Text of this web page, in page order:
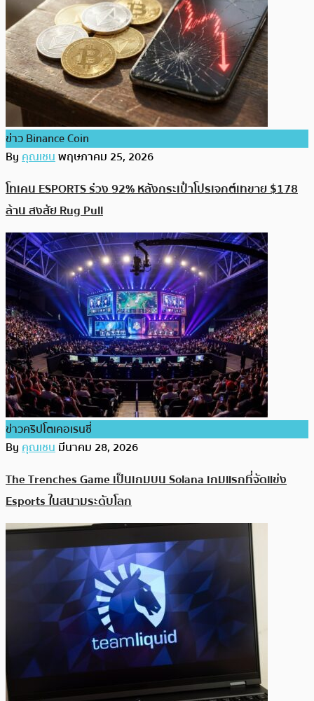
ข่าว Binance Coin
Byคุณเชนพฤษภาคม 25, 2026
โทเคน ESPORTS ร่วง 92% หลังกระเป๋าโปรเจกต์เทขาย $178
ล้าน สงสัย Rug Pull
ข่าวคริปโตเคอเรนซี่
Byคุณเชนมีนาคม 28, 2026
The Trenches Game เป็นเกมบน Solana เกมแรกที่จัดแข่ง
Esports ในสนามระดับโลก